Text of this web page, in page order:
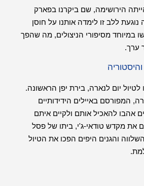
הירושימה, שם ביקרנו בפארק
ללב זו לימדה אותנו על חוסן
במיוחד מסיפורי הניצולים, מה שהפך
ערך.
לטיול יום לנארה, בירת יפן הראשונה.
המפורסם באיילים הידידותיים
אהבו להאכיל אותם ולקיים איתם
את מקדש טודאי-ג'י, ביתו של פסל
והגנים היפים הפכו את הטיול